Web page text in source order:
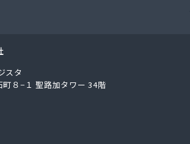
古屋支店
スタ
８−１ 聖路加タワー 34階